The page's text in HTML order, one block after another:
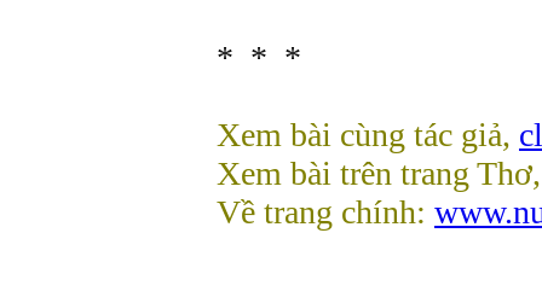
* * *
Xem bài cùng tác giả,
Xem bài trên trang
Về trang chính: